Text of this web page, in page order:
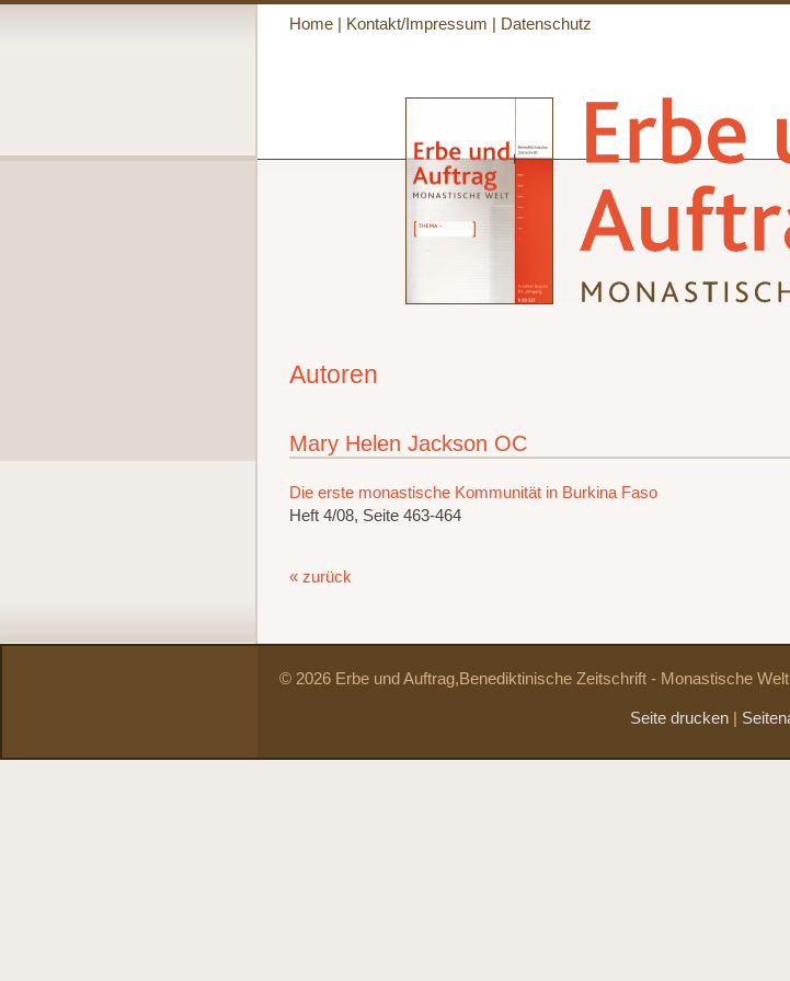
Home| Kontakt/Impressum Datenschutz
Autoren
Mary Helen Jackson OC
Die erste monastische Kommunität in Burkina Faso
Heft 4/08, Seite 463-464
« zurück
© 2026 Erbe und Auftrag,Benediktinische Zeitschrift - Monastische Welt
Seite drucken